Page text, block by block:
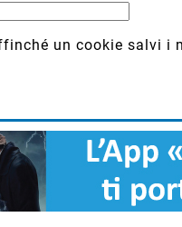
un cookie salvi i